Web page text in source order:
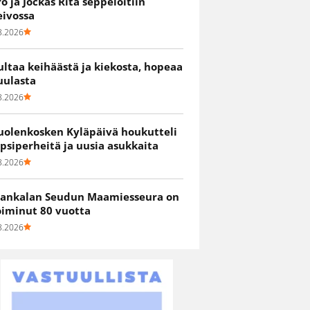
keihäästä ja kiekosta, hopeaa
Kyläpäivä houkutteli
ja uusia asukkaita
Seudun Maamiesseura on
80 vuotta